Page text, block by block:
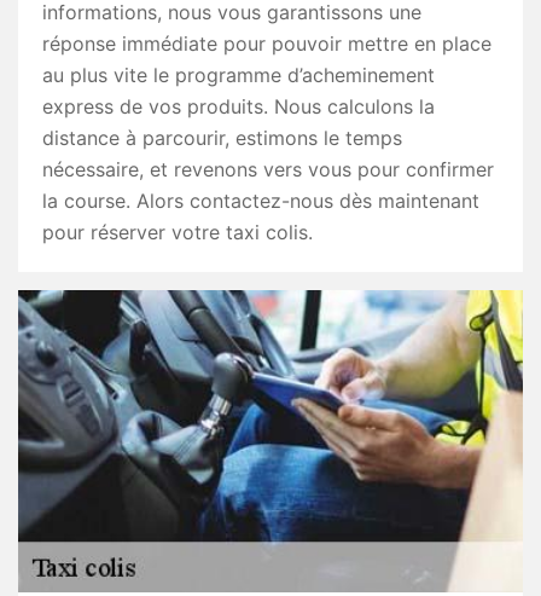
informations, nous vous garantissons une
réponse immédiate pour pouvoir mettre en place
au plus vite le programme d’acheminement
express de vos produits. Nous calculons la
distance à parcourir, estimons le temps
nécessaire, et revenons vers vous pour confirmer
la course. Alors contactez-nous dès maintenant
pour réserver votre taxi colis.